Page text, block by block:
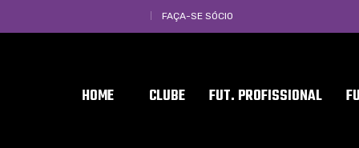
FAÇA-SE SÓCIO
HOME CLUBE FUT. PROFISSIONAL